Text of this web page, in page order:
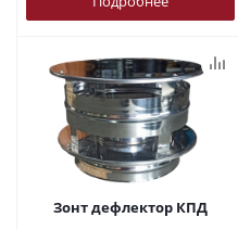
Зонт дефлектор КПД